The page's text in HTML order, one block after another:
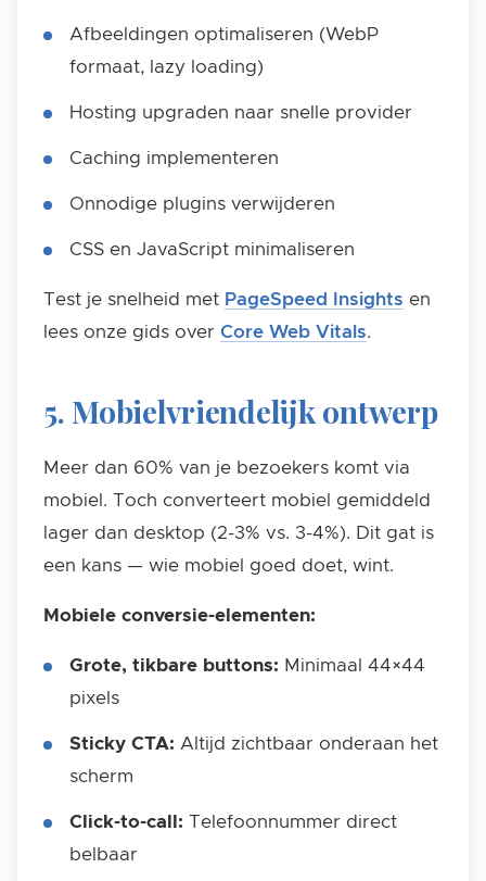
Afbeeldingen optimaliseren (WebP
formaat, lazy loading)
Hosting upgraden naar snelle provider
Caching implementeren
Onnodige plugins verwijderen
CSS en JavaScript minimaliseren
Test je snelheid met PageSpeed Insights en
lees onze gids over Core Web Vitals.
5. Mobielvriendelijk ontwerp
Meer dan 60% van je bezoekers komt via
mobiel. Toch converteert mobiel gemiddeld
lager dan desktop (2-3% vs. 3-4%). Dit gat is
een kans — wie mobiel goed doet, wint.
Mobiele conversie-elementen:
Grote, tikbare buttons: Minimaal 44×44
pixels
Sticky CTA: Altijd zichtbaar onderaan het
scherm
Click-to-call: Telefoonnummer direct
belbaar